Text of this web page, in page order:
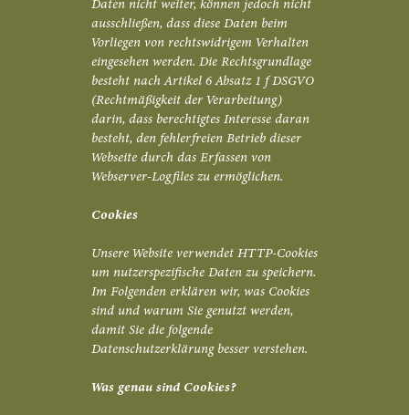
Daten nicht weiter, können jedoch nicht
ausschließen, dass diese Daten beim
Vorliegen von rechtswidrigem Verhalten
eingesehen werden. Die Rechtsgrundlage
besteht nach Artikel 6 Absatz 1 f DSGVO
(Rechtmäßigkeit der Verarbeitung)
darin, dass berechtigtes Interesse daran
besteht, den fehlerfreien Betrieb dieser
Webseite durch das Erfassen von
Webserver-Logfiles zu ermöglichen.
Cookies
Unsere Website verwendet HTTP-Cookies
um nutzerspezifische Daten zu speichern.
Im Folgenden erklären wir, was Cookies
sind und warum Sie genutzt werden,
damit Sie die folgende
Datenschutzerklärung besser verstehen.
Was genau sind Cookies?